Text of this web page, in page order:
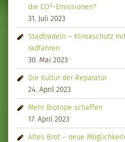
die CO²-Emissionen?
31. Juli 2023
Stadtradeln – Klimaschutz
radfahren
30. Mai 2023
Die Kultur der Reparatur
24. April 2023
Mehr Biotope schaffen
17. April 2023
Altes Brot – neue